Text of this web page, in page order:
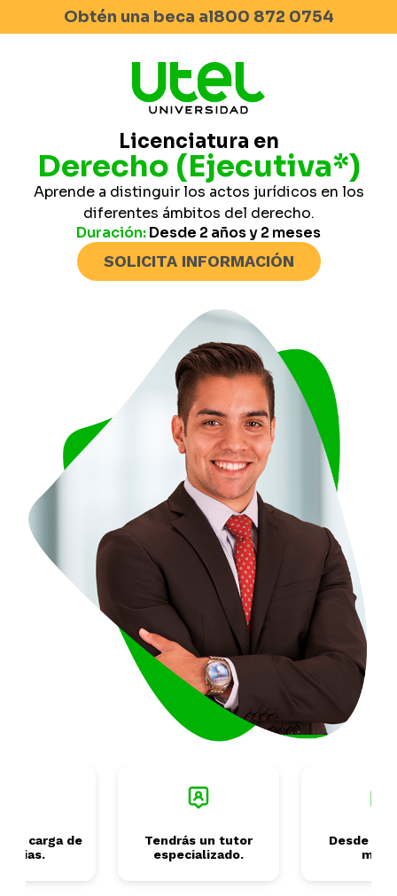
Obtén una beca al800 872 0754
Licenciatura en
Derecho (Ejecutiva*)
Aprende a distinguir los actos jurídicos en los
diferentes ámbitos del derecho.
Duración:Desde 2 años y 2 meses
SOLICITA INFORMACIÓN
tu carga de
Tendrás un tutor
especializado.
Desde 2